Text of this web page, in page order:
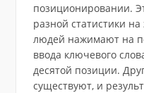
позиционировании.
разной статистики
людей нажимают на
ввода ключевого
десятой позиции.
существуют, и